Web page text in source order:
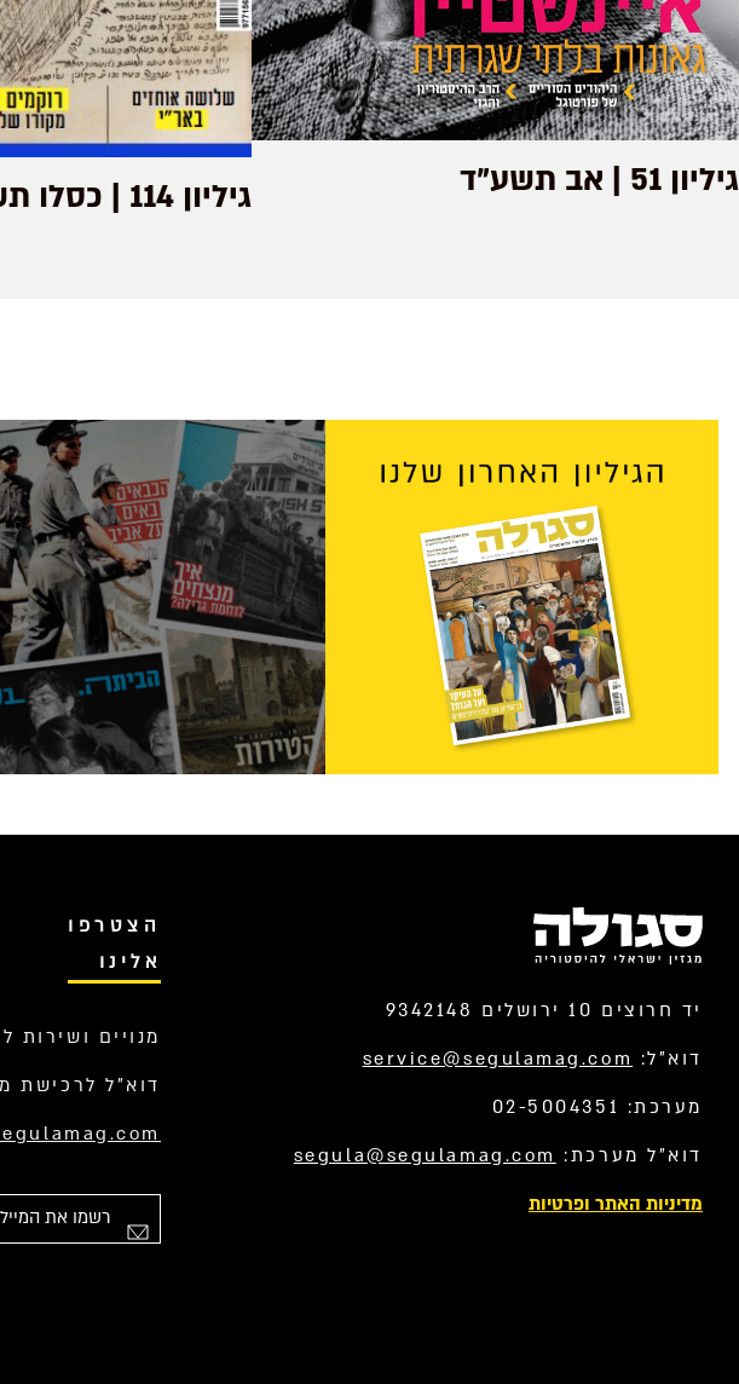
גיליון 51 | אב תשע"ד גיליון 114 | כסלו תש״ף
יד חרוצים 10 ירושלים 9342148
דוא”ל: service@segulamag.com
מערכת: 02-5004351
דוא”ל מערכת: segula@segulamag.com
מדיניות האתר ופרטיות
הצטרפו
אלינו
מנויים ושירות לקוחות:
דוא”ל לרכישת